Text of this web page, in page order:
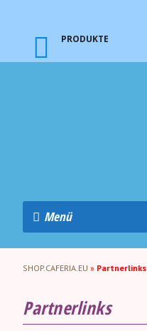
Menü
SHOP.CAFERIA.EU » Partnerlinks
Partnerlinks
PRODUKTE